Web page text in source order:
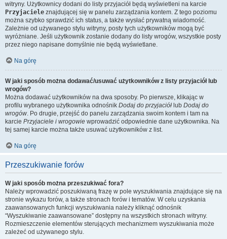
witryny. Użytkownicy dodani do listy przyjaciół będą wyświetleni na karcie
Przyjaciele znajdującej się w panelu zarządzania kontem. Z tego poziomu
można szybko sprawdzić ich status, a także wysłać prywatną wiadomość.
Zależnie od używanego stylu witryny, posty tych użytkowników mogą być
wyróżniane. Jeśli użytkownik zostanie dodany do listy wrogów, wszystkie posty
przez niego napisane domyślnie nie będą wyświetlane.
Na górę
W jaki sposób można dodawać/usuwać użytkowników z listy przyjaciół lub
wrogów?
Można dodawać użytkowników na dwa sposoby. Po pierwsze, klikając w
profilu wybranego użytkownika odnośnik Dodaj do przyjaciół lub Dodaj do
wrogów. Po drugie, przejść do panelu zarządzania swoim kontem i tam na
karcie Przyjaciele i wrogowie wprowadzić odpowiednie dane użytkownika. Na
tej samej karcie można także usuwać użytkowników z list.
Na górę
Przeszukiwanie forów
W jaki sposób można przeszukiwać fora?
Należy wprowadzić poszukiwaną frazę w pole wyszukiwania znajdujące się na
stronie wykazu forów, a także stronach forów i tematów. W celu uzyskania
zaawansowanych funkcji wyszukiwania należy kliknąć odnośnik
“Wyszukiwanie zaawansowane” dostępny na wszystkich stronach witryny.
Rozmieszczenie elementów sterujących mechanizmem wyszukiwania może
zależeć od używanego stylu.